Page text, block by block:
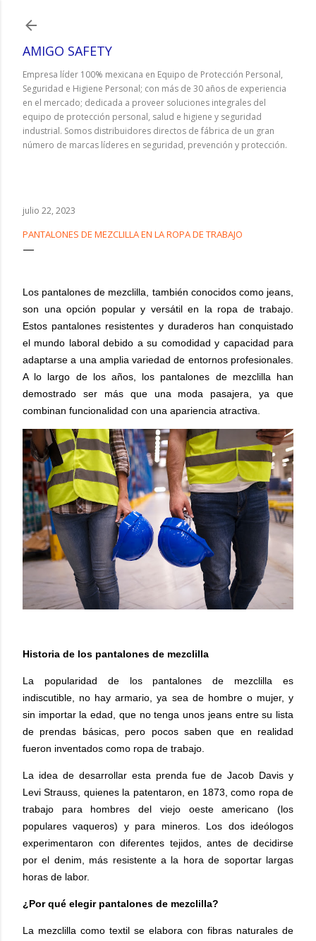
AMIGO SAFETY
Empresa líder 100% mexicana en Equipo de Protección Personal,
Seguridad e Higiene Personal; con más de 30 años de experiencia
en el mercado; dedicada a proveer soluciones integrales del
equipo de protección personal, salud e higiene y seguridad
industrial. Somos distribuidores directos de fábrica de un gran
número de marcas líderes en seguridad, prevención y protección.
julio 22, 2023
PANTALONES DE MEZCLILLA EN LA ROPA DE TRABAJO
Los pantalones de mezclilla, también conocidos como jeans,
son una opción popular y versátil en la ropa de trabajo.
Estos pantalones resistentes y duraderos han conquistado
el mundo laboral debido a su comodidad y capacidad para
adaptarse a una amplia variedad de entornos profesionales.
A lo largo de los años, los pantalones de mezclilla han
demostrado ser más que una moda pasajera, ya que
combinan funcionalidad con una apariencia atractiva.
Historia de los pantalones de mezclilla
La popularidad de los pantalones de mezclilla es
indiscutible, no hay armario, ya sea de hombre o mujer, y
sin importar la edad, que no tenga unos jeans entre su lista
de prendas básicas, pero pocos saben que en realidad
fueron inventados como ropa de trabajo.
La idea de desarrollar esta prenda fue de Jacob Davis y
Levi Strauss, quienes la patentaron, en 1873, como ropa de
trabajo para hombres del viejo oeste americano (los
populares vaqueros) y para mineros. Los dos ideólogos
experimentaron con diferentes tejidos, antes de decidirse
por el denim, más resistente a la hora de soportar largas
horas de labor.
¿Por qué elegir pantalones de mezclilla?
La mezclilla como textil se elabora con fibras naturales de